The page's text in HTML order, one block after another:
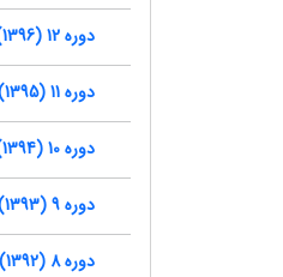
دوره 12 (1396)
دوره 11 (1395)
دوره 10 (1394)
دوره 9 (1393)
دوره 8 (1392)